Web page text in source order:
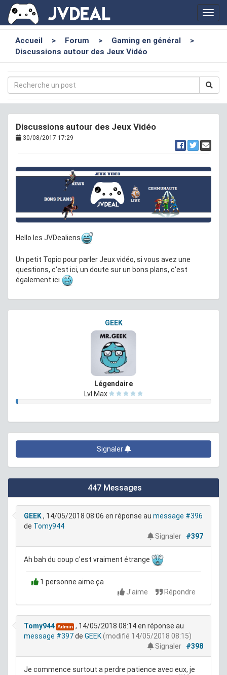
Accueil > Forum > Gaming en général
>
Discussions autour des Jeux Vidéo
Discussions autour des Jeux Vidéo
30/08/2017 17:29
Hello les JVDealiens
Un petit Topic pour parler Jeux vidéo, si vous avez une
questions, c'est ici, un doute sur un bons plans, c'est
également ici
GEEK
Légendaire
Lvl Max
Signaler
447 Messages
GEEK, 14/05/2018 08:06 en réponse au message #396
de Tomy944
Signaler
#397
Ah bah du coup c'est vraiment étrange
1 personne aime ça
J'aime
Répondre
Tomy944 Admin , 14/05/2018 08:14en réponse au
message #397de GEEK(modifié 14/05/2018 08:15)
Signaler
#398
Je commence surtout a perdre patience avec eux, je